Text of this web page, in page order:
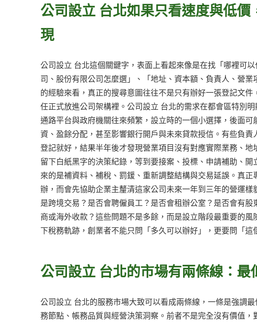
公司設立 台北如果只看速度與低
現
公司設立 台北這個關鍵字，表面上看起來像是在找「哪裡可
司、股份有限公司怎麼選」、「地址、資本額、負責人、營
的經驗來看，真正的搜尋意圖往往不是只有辦好一張登記文
任正式放進公司架構裡。公司設立 台北的需求在都會區特別
通路平台與政府機關往來頻繁，設立時的一個小選擇，後面
資、盈餘分配，甚至影響銀行開戶與未來貸款授信。有些負
登記就好，結果半年後才發現營業項目沒有對應實際業務、
留下白紙黑字的決策紀錄，等到要接案、投標、申請補助、
來的是補資料、補稅、罰鍰、重新調整結構與交易延誤。真
辦，而會先協助企業主釐清這家公司未來一年到三年的營運
是跨境交易？是否會聘僱員工？是否會租辦公室？是否會有
商或海外收款？這些問題不是多餘，而是設立階段最重要的
下稅務軌跡，創業者不能只問「多久可以辦好」，更要問「這
公司設立 台北的市場有兩條線：
公司設立 台北的服務市場大致可以看成兩條線，一條是強調
務節點、帳務品質與經營決策洞察。前者不是完全沒有價值